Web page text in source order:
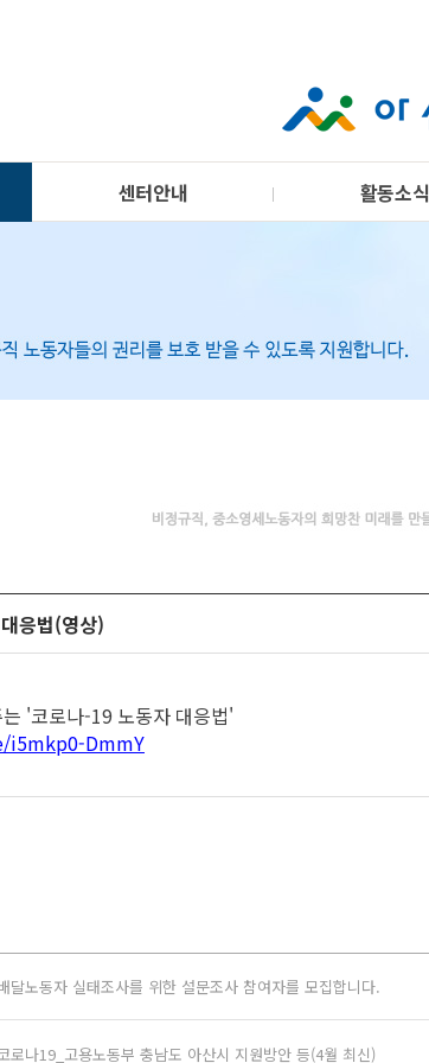
센터안내 활동소식
응법(영상)
'코로나-19 노동자 대응법'
DmmY
달노동자 실태조사를 위한 설문조사 참여자를 모집합니다.
로나19_고용노동부 충남도 아산시 지원방안 등(4월 최신)